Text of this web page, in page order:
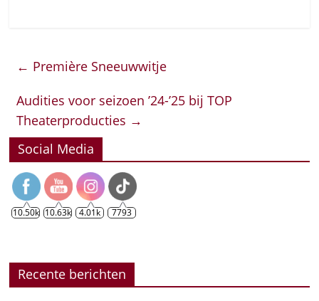
zongen zes
solisten de grootste hits
uit bekende en minder
bekende musical,
begeleid door een
groots live-orkest en
koor. Vanaf 4 februari…
← Première Sneeuwwitje
Audities voor seizoen ’24-’25 bij TOP
Theaterproducties →
Social Media
10.50k 10.63k 4.01k 7793
Recente berichten